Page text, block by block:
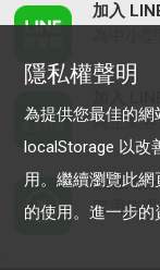
加入
為企業
LINE
實用教
隱私權聲明
為提供您最佳的網
localStorage 以改
用。繼續瀏覽此
的使用。進一步